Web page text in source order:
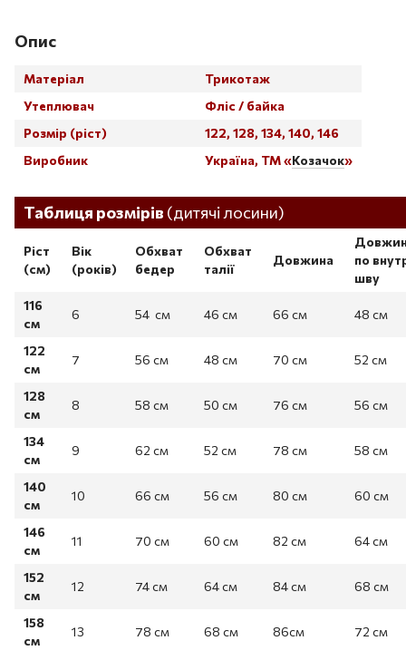
Опис
Матеріал
Трикотаж
Утеплювач
Фліс / байка
Розмір (ріст)
122, 128, 134, 140, 146
Виробник
Україна, ТМ «Козачок»
Таблиця розмірів (дитячі лосини)
Ріст
(см)
Вік
(років)
Обхват
бедер
Обхват
талії
Довжина
по
шву
116
см
6 54 см 46 см 66 см 48 см
122
см
7 56 см 48 см 70 см 52 см
128
см
8 58 см 50 см 76 см 56 см
134
см
9 62 см 52 см 78 см 58 см
140
см
10 66 см 56 см 80 см 60 см
146
см
11 70 см 60 см 82 см 64 см
152
см
12 74 см 64 см 84 см 68 см
158
см
13 78 см 68 см 86см 72 см